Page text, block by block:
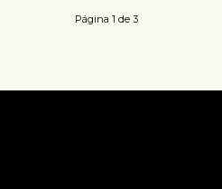
Página 1 de 3